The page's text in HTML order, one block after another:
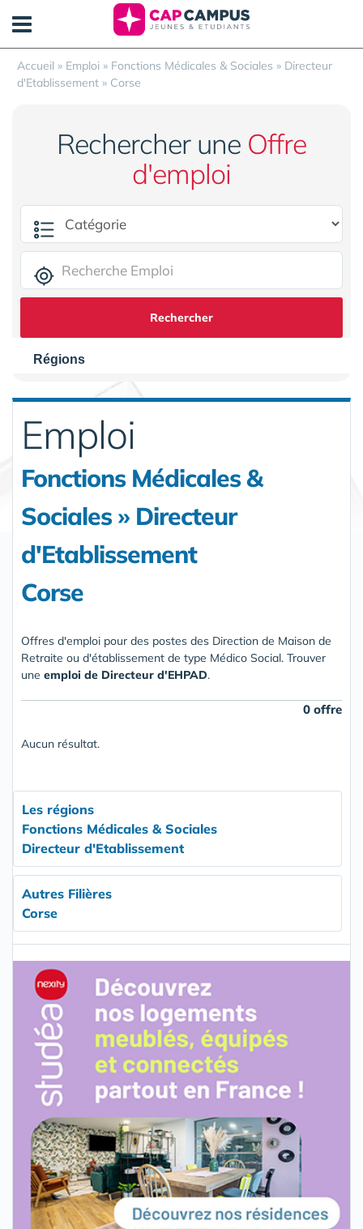
Accueil » Emploi » Fonctions Médicales & Sociales » Directeur
d'Etablissement » Corse
Rechercher une Offre
d'emploi
Rechercher
Régions
Emploi
Fonctions Médicales &
Sociales » Directeur
d'Etablissement
Corse
Offres d'emploi pour des postes des Direction de Maison de
Retraite ou d'établissement de type Médico Social. Trouver
une emploi de Directeur d'EHPAD.
0 offre
Aucun résultat.
Les régions
Fonctions Médicales & Sociales
Directeur d'Etablissement
Autres Filières
Corse
Panneau de gestion des cookies